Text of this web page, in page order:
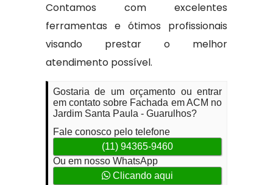
Contamos com excelentes
ferramentas e ótimos profissionais
visando prestar o melhor
atendimento possível.
Gostaria de um orçamento ou entrar
em contato sobre Fachada em ACM no
Jardim Santa Paula - Guarulhos?
Fale conosco pelo telefone
(11) 94365-9460
Ou em nosso WhatsApp
Clicando aqui